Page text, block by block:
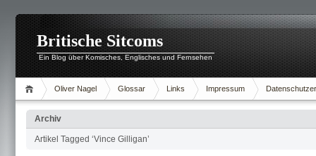
Britische Sitcoms
Ein Blog über Komisches, Englisches und Fernsehen
Oliver Nagel Glossar Links Impressum
Archiv
Artikel Tagged ‘Vince Gilligan’